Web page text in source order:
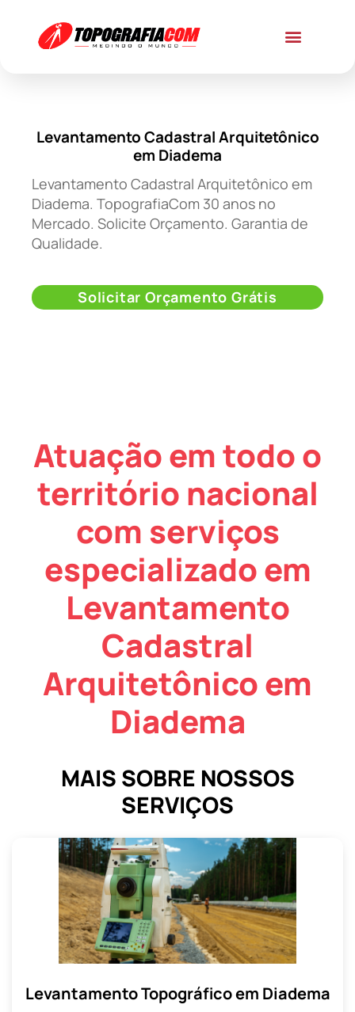
Levantamento Cadastral Arquitetônico
em Diadema
Levantamento Cadastral Arquitetônico em
Diadema. TopografiaCom 30 anos no
Mercado. Solicite Orçamento. Garantia de
Qualidade.
Solicitar Orçamento Grátis
Atuação em todo o
território nacional
com serviços
especializado em
Levantamento
Cadastral
Arquitetônico em
Diadema
MAIS SOBRE NOSSOS
SERVIÇOS
Levantamento Topográfico em Diadema